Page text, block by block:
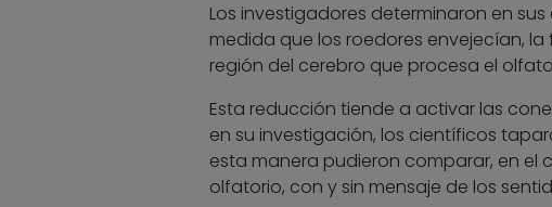
Los investigadores determinaron en
medida que los roedores envejecían,
región del cerebro que procesa el
Esta reducción tiende a activar las
en su investigación, los científicos
esta manera pudieron comparar, en el
olfatorio, con y sin mensaje de los